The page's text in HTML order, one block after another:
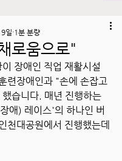
로움으로"
일 1분 분량
장애인 직업 재활시설
련장애인과 "손에 손잡고
습니다. 매년 진행하는
애) 레이스'의 하나인 버
천대공원에서 진행했는데